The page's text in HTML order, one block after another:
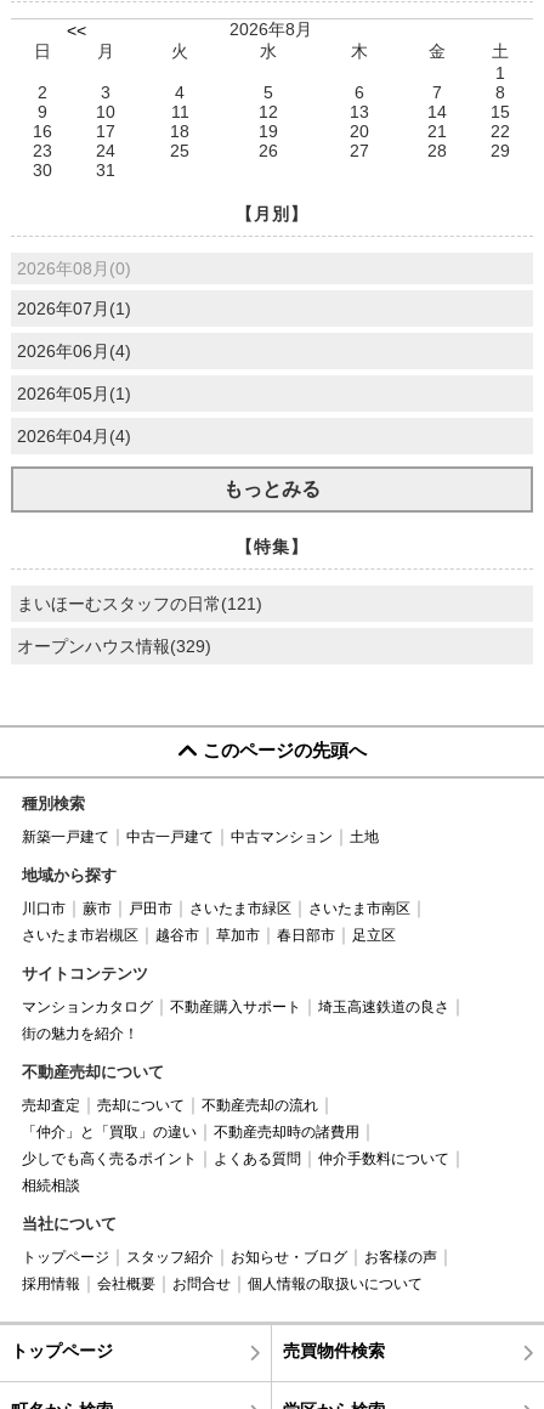
<<
2026年8月
日
月 火 水 木 金
土
1
2
3 4 5 6 7
8
9
10 11 12 13 14
15
16
17 18 19 20 21
22
23
24 25 26 27 28
29
30
31
【月別】
2026年08月(0)
2026年07月(1)
2026年06月(4)
2026年05月(1)
2026年04月(4)
もっとみる
【特集】
まいほーむスタッフの日常(121)
オープンハウス情報(329)
このページの先頭へ
種別検索
新築一戸建て 中古一戸建て 中古マンション 土地
地域から探す
川口市 蕨市 戸田市 さいたま市緑区
さいたま市南区
さいたま市岩槻区
越谷市 草加市 春日部市 足立区
サイトコンテンツ
マンションカタログ 不動産購入サポート
埼玉高速鉄道の良さ
街の魅力を紹介！
不動産売却について
売却査定 売却について
不動産売却の流れ
「仲介」と「買取」の違い
不動産売却時の諸費用
少しでも高く売るポイント
よくある質問
仲介手数料について
相続相談
当社について
トップページ スタッフ紹介 お知らせ・ブログ
お客様の声
採用情報
会社概要 お問合せ 個人情報の取扱いについて
トップページ 売買物件検索